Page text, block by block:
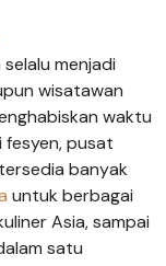
selalu menjadi
wisatawan
waktu
fesyen, pusat
banyak
untuk berbagai
Asia, sampai
satu